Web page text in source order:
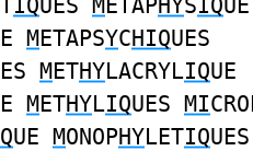
IQUES METAPHYSIQUE
METAPSYCHIQUES
METHYLACRYLIQUE
METHYLIQUES MI
UE MONOPHYLETIQUES